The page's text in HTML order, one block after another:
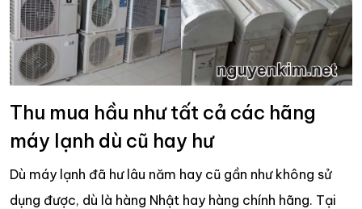
Thu mua hầu như tất cả các hãng
máy lạnh dù cũ hay hư
Dù máy lạnh đã hư lâu năm hay cũ gần như không sử
dụng được, dù là hàng Nhật hay hàng chính hãng. Tại